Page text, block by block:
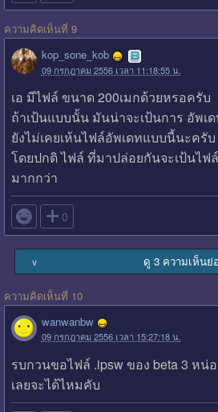
ความคิดเห็นที่ 9
kop_sone_kob
09 กรกฎาคม 2556 เวลา 11:18:55 น.
เอ มีไฟล์ ขนาด 200เมกด้วยหรอครับ
ถ้าเป้นแบบนั้น มันน่าจะเป้นการ อัพเ
ยังไม่เคยเห้นไฟล์อัพเดทแบบนี้นะครับ
โดยปกติ ไฟล์ ที่มาปล่อยกันจะเป้นไฟ
มากกว่า
 0
∨ ดู 3 ความเห็นย่
ความคิดเห็นที่ 10
wanwanbw
09 กรกฎาคม 2556 เวลา 15:27:18 น.
รบกวนขอไฟล์ .ipsw ของ beta 3 หน่
เลยจะได้ไหมคับ